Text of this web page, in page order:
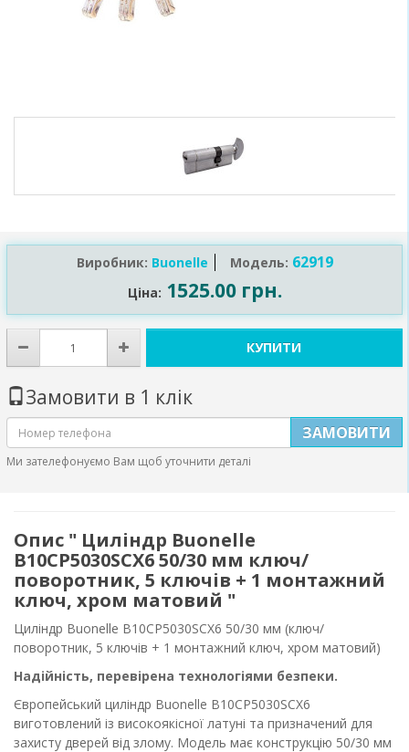
Виробник: Buonelle Модель: 62919
Ціна: 1525.00 грн.
КУПИТИ
Замовити в 1 клік
ЗАМОВИТИ
Ми зателефонуємо Вам щоб уточнити деталі
Опис " Циліндр Buonellе
B10CP5030SCX6 50/30 мм ключ/
поворотник, 5 ключів + 1 монтажний
ключ, хром матовий "
Циліндр Buonelle B10CP5030SCX6 50/30 мм (ключ/
поворотник, 5 ключів + 1 монтажний ключ, хром матовий)
Надійність, перевірена технологіями безпеки.
Європейський циліндр Buonelle B10CP5030SCX6
виготовлений із високоякісної латуні та призначений для
захисту дверей від злому. Модель має конструкцію 50/30 мм